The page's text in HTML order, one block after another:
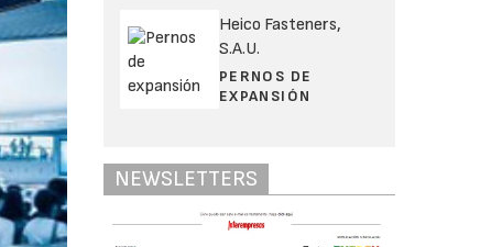
Heico Fasteners,
S.A.U.
PERNOS DE
EXPANSIÓN
NEWSLETTERS